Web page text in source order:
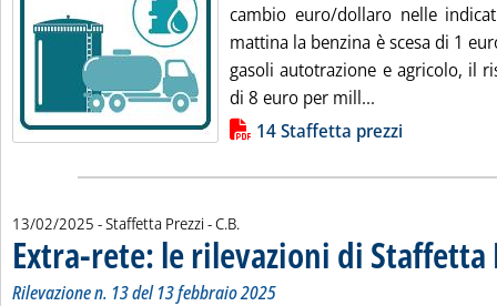
cambio euro/dollaro nelle
mattina la benzina è scesa di 1
gasoli autotrazione e agricolo, il
di 8 euro per mill...
Lista allegati PDF alla notizia14 Staffetta prezzi
13/02/2025 - Staffetta Prezzi -di:
C.B.
Extra-rete: le rilevazioni di Staffetta
Rilevazione n. 13 del 13 febbraio 2025